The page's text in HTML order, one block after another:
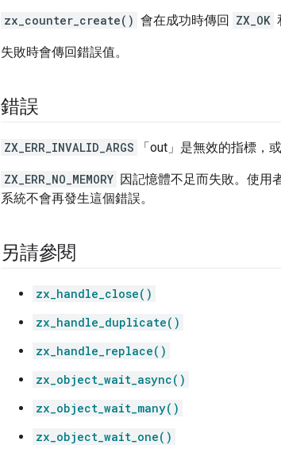
zx_counter_create() 會在成功時傳回 ZX_OK
失敗時會傳回錯誤值。
錯誤
ZX_ERR_INVALID_ARGS 「out」 是無效的指標，
ZX_ERR_NO_MEMORY 因記憶體不足而失敗。使用
系統不會再發生這個錯誤。
另請參閱
zx_handle_close()
zx_handle_duplicate()
zx_handle_replace()
zx_object_wait_async()
zx_object_wait_many()
zx_object_wait_one()